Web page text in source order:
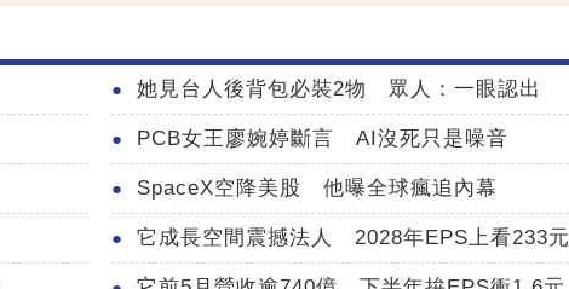
她見台人後背包必裝2物 眾人：一眼認出
PCB女王廖婉婷斷言 AI沒死只是噪音
SpaceX空降美股 他曝全球瘋追內幕
它成長空間震撼法人 2028年EPS上看233元